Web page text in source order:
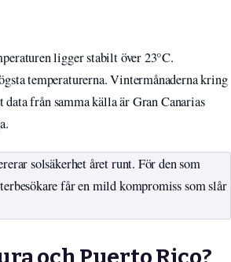
ligger stabilt över 23°C.
temperaturerna. Vintermånaderna kring
från samma källa är Gran Canarias
solsäkerhet året runt. För den som
får en mild kompromiss som slår